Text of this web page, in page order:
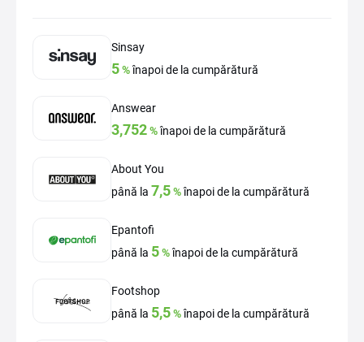
Sinsay
5%înapoi de la cumpărătură
Answear
3,752%înapoi de la cumpărătură
About You
până la 7,5%înapoi de la cumpărătură
Epantofi
până la 5%înapoi de la cumpărătură
Footshop
până la 5,5%înapoi de la cumpărătură